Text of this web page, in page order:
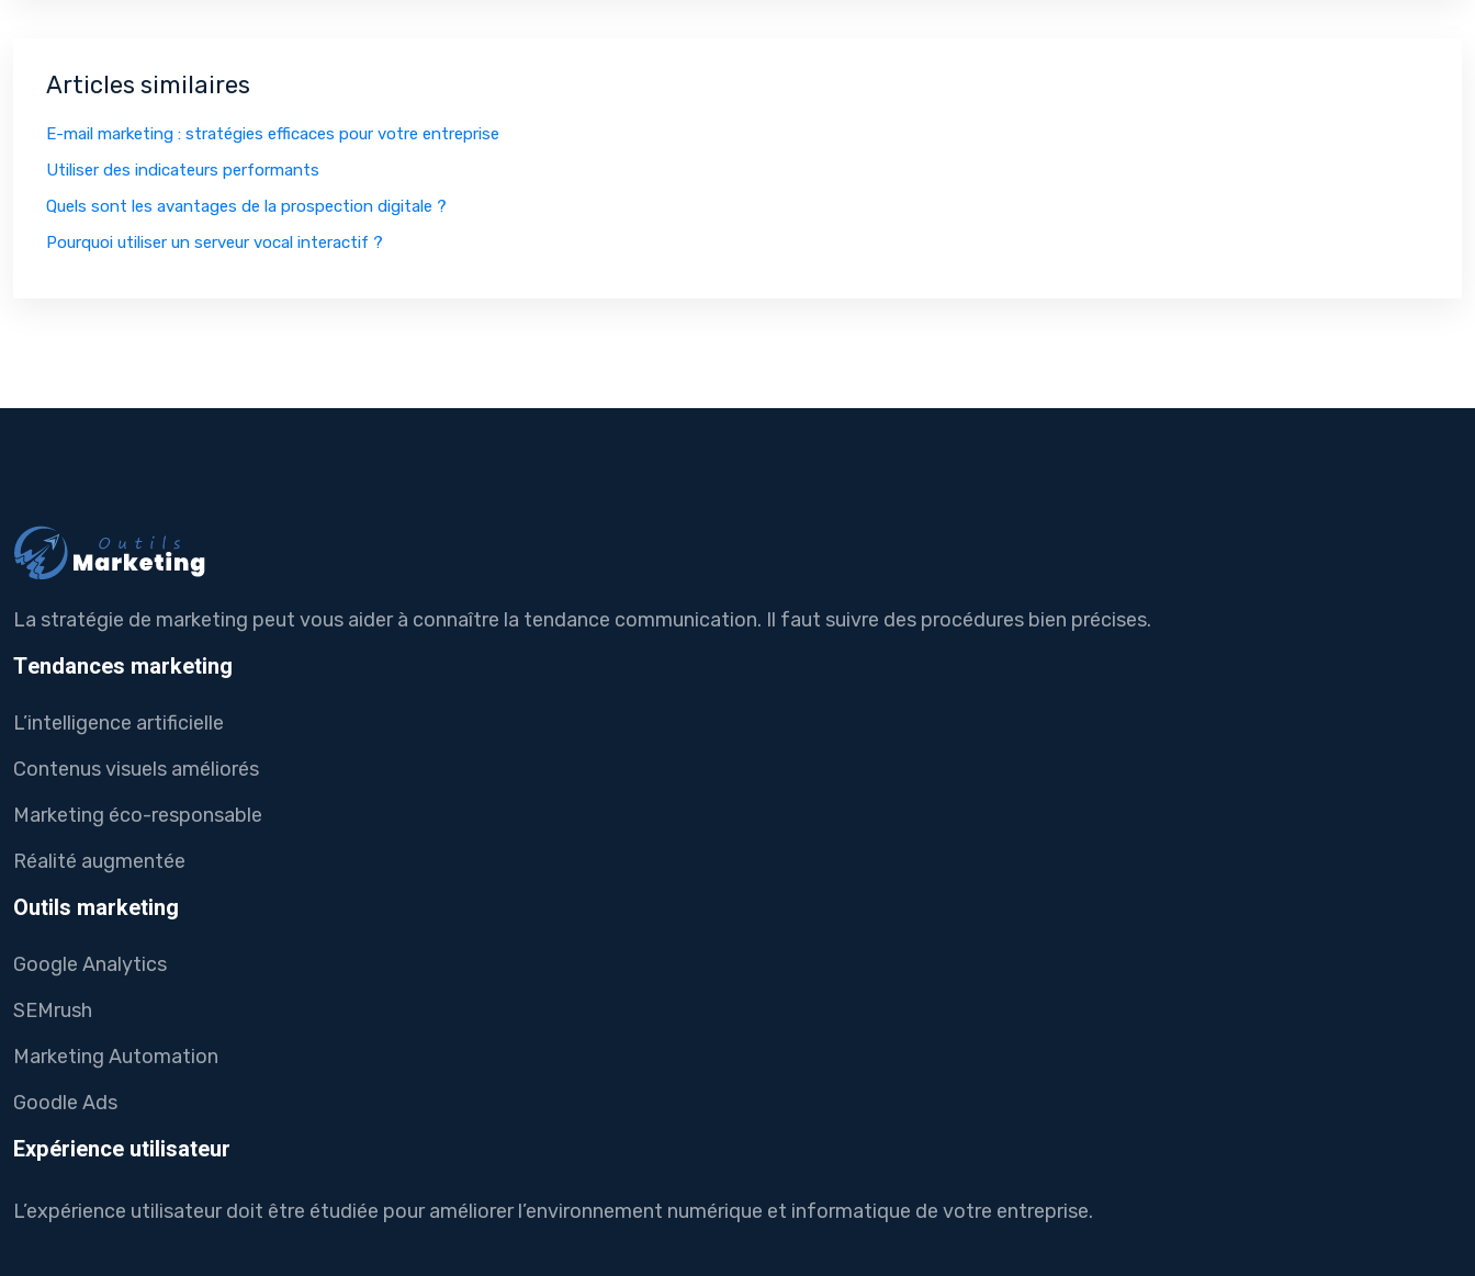
Articles similaires
E-mail marketing : stratégies efficaces pour votre entreprise
Utiliser des indicateurs performants
Quels sont les avantages de la prospection digitale ?
Pourquoi utiliser un serveur vocal interactif ?
La stratégie de marketing peut vous aider à connaître la tendance communication. Il faut suivre des procédures bien précises.
Tendances marketing
L’intelligence artificielle
Contenus visuels améliorés
Marketing éco-responsable
Réalité augmentée
Outils marketing
Google Analytics
SEMrush
Marketing Automation
Goodle Ads
Expérience utilisateur
L’expérience utilisateur doit être étudiée pour améliorer l’environnement numérique et informatique de votre entreprise.